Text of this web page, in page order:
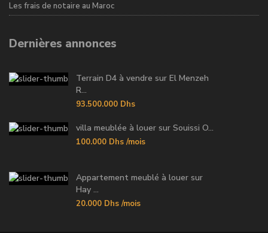
Les frais de notaire au Maroc
Dernières annonces
Terrain D4 à vendre sur El Menzeh
R...
93.500.000 Dhs
villa meublée à louer sur Souissi O...
100.000 Dhs /mois
Appartement meublé à louer sur
Hay ...
20.000 Dhs /mois